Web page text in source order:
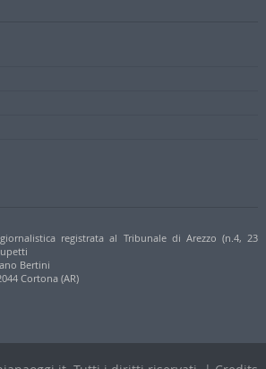
registrata al Tribunale di Arezzo (n.4, 23
Bertini
Cortona (AR)